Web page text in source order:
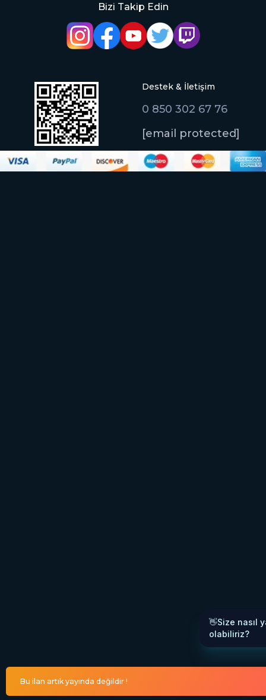
Bu ilan artık yayında değildir !
Bizi Takip Edin
Destek & İletişim
0 850 302 67 76
[email protected]